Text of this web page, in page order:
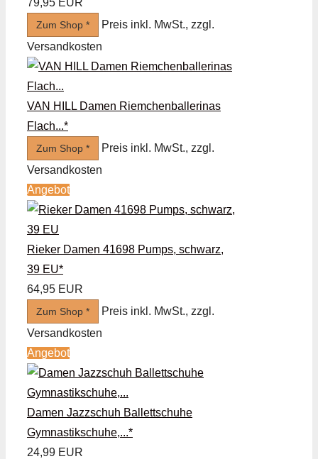
79,95 EUR
Zum Shop *
Preis inkl. MwSt., zzgl.
Versandkosten
VAN HILL Damen Riemchenballerinas
Flach...*
Zum Shop *
Preis inkl. MwSt., zzgl.
Versandkosten
Angebot
Rieker Damen 41698 Pumps, schwarz,
39 EU*
64,95 EUR
Zum Shop *
Preis inkl. MwSt., zzgl.
Versandkosten
Angebot
Damen Jazzschuh Ballettschuhe
Gymnastikschuhe,...*
24,99 EUR